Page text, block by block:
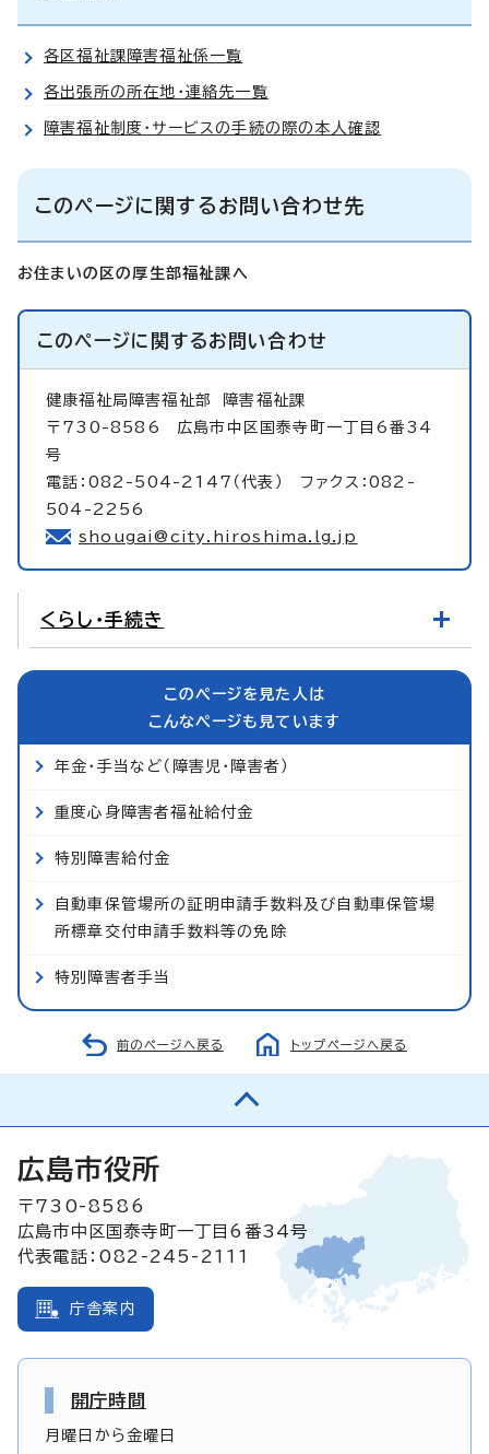
各区福祉課障害福祉係一覧
各出張所の所在地・連絡先一覧
障害福祉制度・サービスの手続の際の本人確認
このページに関するお問い合わせ先
お住まいの区の厚生部福祉課へ
このページに関するお問い合わせ
健康福祉局障害福祉部
障害福祉課
〒730-8586 広島市中区国泰寺町一丁目6番34
号
電話：082-504-2147（代表） ファクス：082-
504-2256
shougai@city.hiroshima.lg.jp
くらし・手続き
このページを見た人は
こんなページも見ています
年金・手当など（障害児・障害者）
重度心身障害者福祉給付金
特別障害給付金
自動車保管場所の証明申請手数料及び自動車保管場
所標章交付申請手数料等の免除
特別障害者手当
前のページへ戻る トップページへ戻る
広島市役所
〒730-8586
広島市中区国泰寺町一丁目6番34号
代表電話：082-245-2111
庁舎案内
開庁時間
月曜日から金曜日